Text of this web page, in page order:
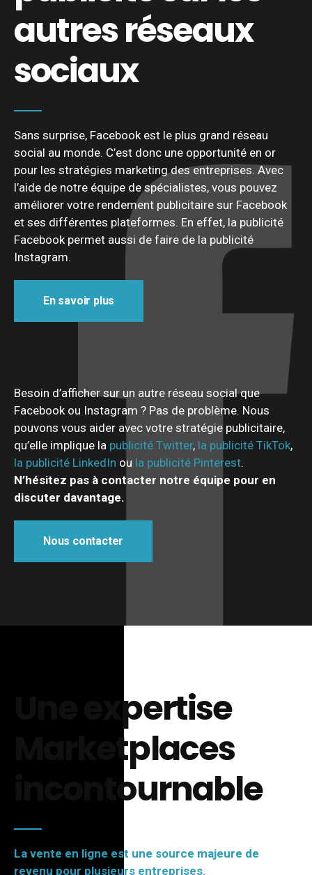
autres réseaux
sociaux
Sans surprise, Facebook est le plus grand réseau
social au monde. C’est donc une opportunité en or
pour les stratégies marketing des entreprises. Avec
l’aide de notre équipe de spécialistes, vous pouvez
améliorer votre rendement publicitaire sur Facebook
et ses différentes plateformes. En effet, la publicité
Facebook permet aussi de faire de la publicité
Instagram.
En savoir plus
Besoin d’afficher sur un autre réseau social que
Facebook ou Instagram ? Pas de problème. Nous
pouvons vous aider avec votre stratégie publicitaire,
qu’elle implique la publicité Twitter, la publicité TikTok,
la publicité LinkedIn ou la publicité Pinterest.
N’hésitez pas à contacter notre équipe pour en
discuter davantage.
Nous contacter
Une expertise
Marketplaces
incontournable
La vente en ligne est une source majeure de
revenu pour plusieurs entreprises.